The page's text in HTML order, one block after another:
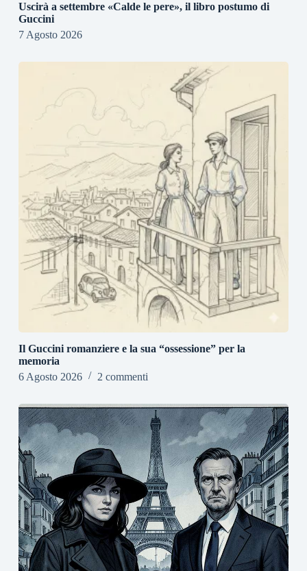
Uscirà a settembre «Calde le pere», il libro postumo di
Guccini
7 Agosto 2026
Il Guccini romanziere e la sua “ossessione” per la
memoria
6 Agosto 2026
2 commenti